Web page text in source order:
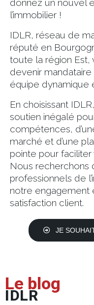
donnez un nouvel
l’immobilier !
IDLR, réseau de
réputé en
toute la région Est,
devenir mandataire
équipe dynamique
En choisissant
soutien inégalé
compétences,
marché et d’une
pointe pour faciliter
Nous recherchons
professionnels de
notre engagement
satisfaction client.
JE
Le blog
IDLR